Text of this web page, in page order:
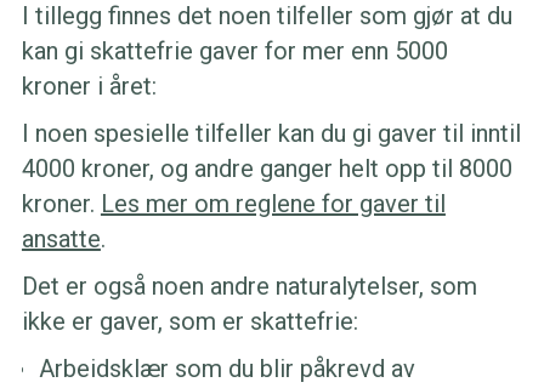
I tillegg finnes det noen tilfeller som gjør at du
kan gi skattefrie gaver for mer enn 5000
kroner i året:
I noen spesielle tilfeller kan du gi gaver til inntil
4000 kroner, og andre ganger helt opp til 8000
kroner. Les mer om reglene for gaver til
ansatte.
Det er også noen andre naturalytelser, som
ikke er gaver, som er skattefrie:
Arbeidsklær som du blir påkrevd av